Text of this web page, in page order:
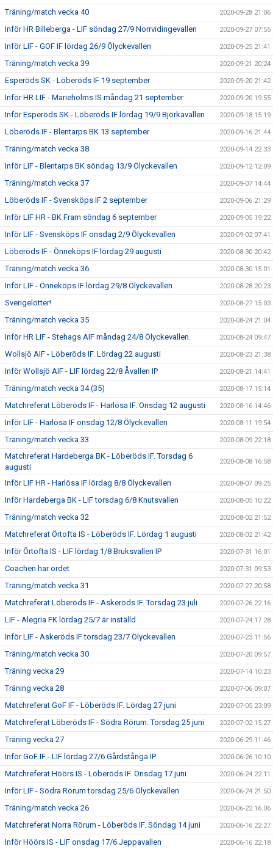
Träning/match vecka 40 2020-09-28 21:06
Inför HR Billeberga - LIF söndag 27/9 Norrvidingevallen 2020-09-27 07:55
Inför LIF - GOF IF lördag 26/9 Ölyckevallen 2020-09-25 21:41
Träning/match vecka 39 2020-09-21 20:24
Esperöds SK - Löberöds IF 19 september 2020-09-20 21:42
Inför HR LIF - Marieholms IS måndag 21 september 2020-09-20 19:55
Inför Esperöds SK - Löberöds IF lördag 19/9 Björkavallen 2020-09-18 15:19
Löberöds IF - Blentarps BK 13 september 2020-09-16 21:44
Träning/match vecka 38 2020-09-14 22:33
Inför LIF - Blentarps BK söndag 13/9 Ölyckevallen 2020-09-12 12:09
Träning/match vecka 37 2020-09-07 14:44
Löberöds IF - Svensköps IF 2 september 2020-09-06 21:29
Inför LIF HR - BK Fram söndag 6 september 2020-09-05 19:22
Inför LIF - Svensköps IF onsdag 2/9 Ölyckevallen 2020-09-02 07:41
Löberöds IF - Önneköps IF lördag 29 augusti 2020-08-30 20:42
Träning/match vecka 36 2020-08-30 15:01
Inför LIF - Önneköps IF lördag 29/8 Ölyckevallen 2020-08-28 20:23
Sverigelotter! 2020-08-27 15:03
Träning/match vecka 35 2020-08-24 21:04
Inför HR LIF - Stehags AIF måndag 24/8 Ölyckevallen. 2020-08-24 09:47
Wollsjö AIF - Löberöds IF. Lördag 22 augusti 2020-08-23 21:38
Inför Wollsjö AIF - LIF lördag 22/8 Åvallen IP 2020-08-21 14:41
Träning/match vecka 34 (35) 2020-08-17 15:14
Matchreferat Löberöds IF - Harlösa IF. Onsdag 12 augusti 2020-08-16 14:46
Inför LIF - Harlösa IF onsdag 12/8 Ölyckevallen 2020-08-11 19:54
Träning/match vecka 33 2020-08-09 22:18
Matchreferat Hardeberga BK - Löberöds IF. Torsdag 6
augusti
2020-08-08 16:58
Inför LIF HR - Harlösa IF lördag 8/8 Ölyckevallen 2020-08-07 09:25
Inför Hardeberga BK - LIF torsdag 6/8 Knutsvallen 2020-08-05 10:22
Träning/match vecka 32 2020-08-02 21:52
Matchreferat Örtofta IS - Löberöds IF. Lördag 1 augusti 2020-08-02 21:42
Inför Örtofta IS - LIF lördag 1/8 Bruksvallen IP 2020-07-31 16:01
Coachen har ordet 2020-07-31 09:53
Träning/match vecka 31 2020-07-27 20:58
Matchreferat Löberöds IF - Askeröds IF. Torsdag 23 juli 2020-07-26 22:16
LIF - Alegria FK lördag 25/7 är inställd 2020-07-24 17:28
Inför LIF - Askeröds IF torsdag 23/7 Ölyckevallen 2020-07-23 11:56
Träning/match vecka 30 2020-07-20 09:57
Träning vecka 29 2020-07-14 10:23
Träning vecka 28 2020-07-06 09:07
Matchreferat GoF IF - Löberöds IF. Lördag 27 juni 2020-07-05 23:09
Matchreferat Löberöds IF - Södra Rörum. Torsdag 25 juni 2020-07-02 15:27
Träning vecka 27 2020-06-29 11:46
Inför GoF IF - LIF lördag 27/6 Gårdstånga IP 2020-06-26 10:10
Matchreferat Höörs IS - Löberöds IF. Onsdag 17 juni 2020-06-24 22:11
Inför LIF - Södra Rörum torsdag 25/6 Ölyckevallen 2020-06-24 21:50
Träning/match vecka 26 2020-06-22 16:06
Matchreferat Norra Rörum - Löberöds IF. Söndag 14 juni 2020-06-16 22:27
Inför Höörs IS - LIF onsdag 17/6 Jeppavallen 2020-06-16 22:18